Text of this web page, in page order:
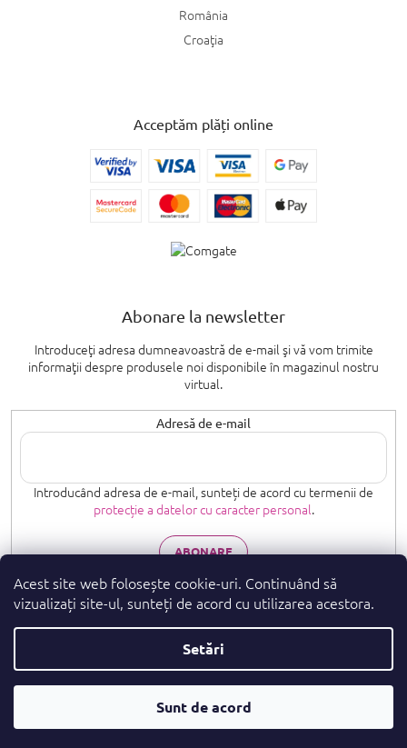
Acest site web folosește cookie-uri. Continuând să
vizualizați site-ul, sunteți de acord cu utilizarea acestora.
Setări
Sunt de acord
România
Croaţia
Acceptăm plăți online
Abonare la newsletter
Introduceţi adresa dumneavoastră de e-mail şi vă vom trimite
informaţii despre produsele noi disponibile în magazinul nostru
virtual.
Adresă de e-mail
Introducând adresa de e-mail, sunteți de acord cu termenii de
protecție a datelor cu caracter personal.
ABONARE
Creat de Shoptet Premium
parfumeshop.ro
rezervate.